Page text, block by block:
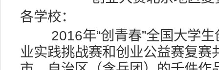
各学校：
2016年“创青春”全国大学生
业实践挑战赛和创业公益赛复赛